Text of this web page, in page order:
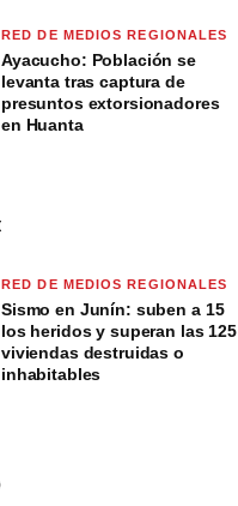
RED DE MEDIOS REGIONALES
Ayacucho: Población se
levanta tras captura de
presuntos extorsionadores
en Huanta
RED DE MEDIOS REGIONALES
Sismo en Junín: suben a 15
los heridos y superan las 125
viviendas destruidas o
inhabitables